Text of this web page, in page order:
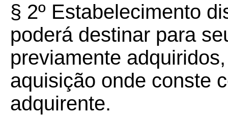
§ 2º Estabelecimento
poderá destinar para
previamente
aquisição onde conste
adquirente.